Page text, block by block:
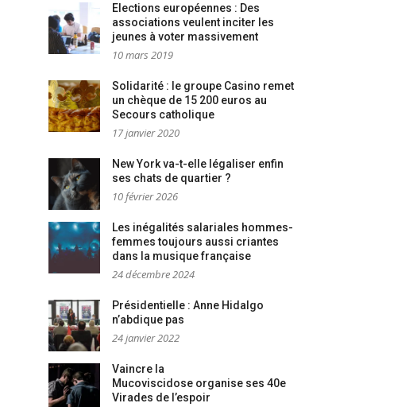
Elections européennes : Des
associations veulent inciter les
jeunes à voter massivement
10 mars 2019
Solidarité : le groupe Casino remet
un chèque de 15 200 euros au
Secours catholique
17 janvier 2020
New York va-t-elle légaliser enfin
ses chats de quartier ?
10 février 2026
Les inégalités salariales hommes-
femmes toujours aussi criantes
dans la musique française
24 décembre 2024
Présidentielle : Anne Hidalgo
n’abdique pas
24 janvier 2022
Vaincre la
Mucoviscidose organise ses 40e
Virades de l’espoir